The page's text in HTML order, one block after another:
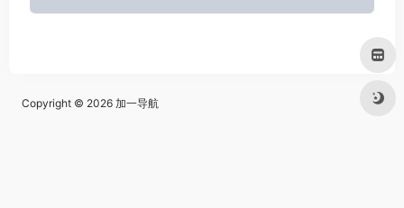
Copyright © 2026 加一导航